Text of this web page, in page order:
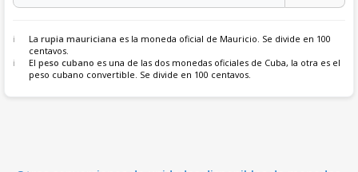
La rupia mauriciana es la moneda oficial de Mauricio. Se divide en 100
centavos.
El peso cubano es una de las dos monedas oficiales de Cuba, la otra es el
peso cubano convertible. Se divide en 100 centavos.